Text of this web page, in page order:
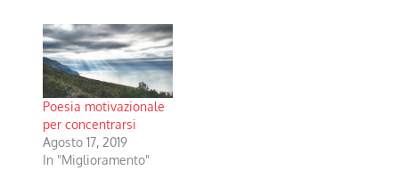
chiudersi, Che la
maggiore porta è
l’affetto, Che gli affetti
ci definiscono, Che
cercare un equilibrio
non implica essere
tiepido, Che…
Poesia motivazionale
per concentrarsi
Agosto 17, 2019
In "Miglioramento"